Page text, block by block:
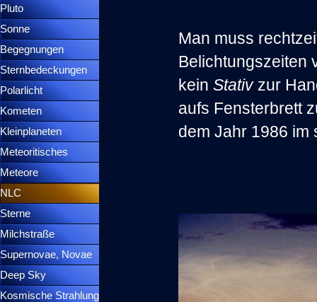
Pluto
Sonne
Begegnungen
Sternbedeckungen
Polarlicht
Kometen
Kleinplaneten
Meteoritisches
Meteore
NLC
Sterne
Milchstraße
Supernovae, Novae
Deep Sky
Kosmische Strahlung
Man muss
Belichtungszeiten
keinStativ zur
aufs Fensterbrett
dem Jahr 1986 im